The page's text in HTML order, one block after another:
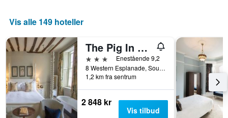
Vis alle 149 hoteller
The Pig In The Wall
3 stjernerEnestående 9,2
8 Western Esplanade, Southampton, Storbritannia
1,2 km fra sentrum
2 848 kr
Vis tilbud